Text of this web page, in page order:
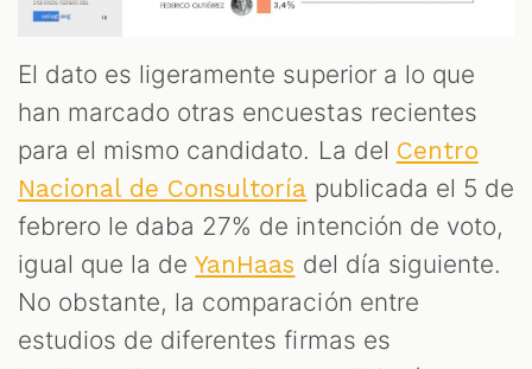
El dato es ligeramente superior a lo que
han marcado otras encuestas recientes
para el mismo candidato. La del Centro
Nacional de Consultoría publicada el 5 de
febrero le daba 27% de intención de voto,
igual que la deYanHaas del día siguiente.
No obstante, la comparación entre
estudios de diferentes firmas es